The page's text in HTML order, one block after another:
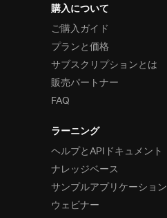
購入について
ご購入ガイド
プランと価格
サブスクリプションとは
販売パートナー
FAQ
ラーニング
ヘルプとAPIドキュメント
ナレッジベース
サンプルアプリケーション
ウェビナー